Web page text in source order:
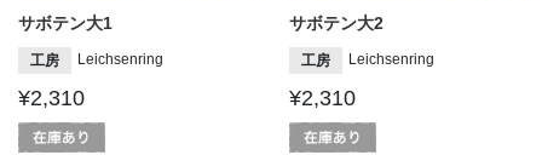
サボテン大1
工房 Leichsenring
¥2,310
サボテン大2
工房 Leichsenring
¥2,310